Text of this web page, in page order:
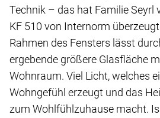
Technik – das hat Familie Seyrl
KF 510 von Internorm
Rahmen des Fensters lässt
ergebende größere Glasfläche
Wohnraum. Viel Licht, welches
Wohngefühl erzeugt und das
zum Wohlfühlzuhause macht.